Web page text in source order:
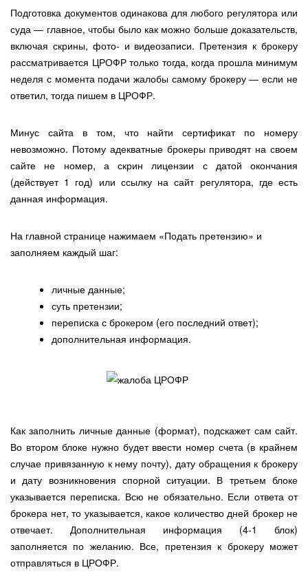
Подготовка документов одинакова для любого регулятора или
суда — главное, чтобы было как можно больше доказательств,
включая скрины, фото- и видеозаписи. Претензия к брокеру
рассматривается ЦРОФР только тогда, когда прошла минимум
неделя с момента подачи жалобы самому брокеру — если не
ответил, тогда пишем в ЦРОФР.
Минус сайта в том, что найти сертификат по номеру
невозможно. Потому адекватные брокеры приводят на своем
сайте не номер, а скрин лицензии с датой окончания
(действует 1 год) или ссылку на сайт регулятора, где есть
данная информация.
На главной странице нажимаем «Подать претензию» и
заполняем каждый шаг:
личные данные;
суть претензии;
переписка с брокером (его последний ответ);
дополнительная информация.
Как заполнить личные данные (формат), подскажет сам сайт.
Во втором блоке нужно будет ввести номер счета (в крайнем
случае привязанную к нему почту), дату обращения к брокеру
и дату возникновения спорной ситуации. В третьем блоке
указывается переписка. Всю не обязательно. Если ответа от
брокера нет, то указывается, какое количество дней брокер не
отвечает. Дополнительная информация (4-1 блок)
заполняется по желанию. Все, претензия к брокеру может
отправляться в ЦРОФР.